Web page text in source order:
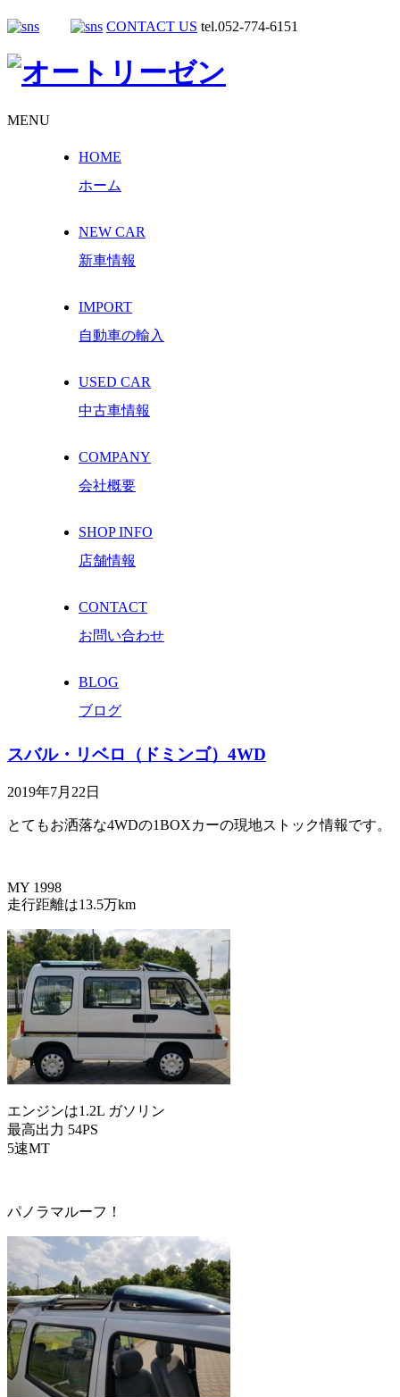
CONTACT US tel.052-774-6151
MENU
HOME
ホーム
NEW CAR
新車情報
IMPORT
自動車の輸入
USED CAR
中古車情報
COMPANY
会社概要
SHOP INFO
店舗情報
CONTACT
お問い合わせ
BLOG
ブログ
スバル・リベロ（ドミンゴ）4WD
2019年7月22日
とてもお洒落な4WDの1BOXカーの現地ストック情報です。
MY 1998
走行距離は13.5万km
エンジンは1.2L ガソリン
最高出力 54PS
5速MT
パノラマルーフ！